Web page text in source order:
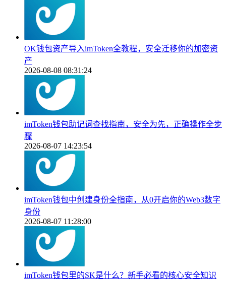
OK钱包资产导入imToken全教程，安全迁移你的加密资
产
2026-08-08 08:31:24
imToken钱包助记词查找指南，安全为先，正确操作全步
骤
2026-08-07 14:23:54
imToken钱包中创建身份全指南，从0开启你的Web3数字
身份
2026-08-07 11:28:00
imToken钱包里的SK是什么？新手必看的核心安全知识